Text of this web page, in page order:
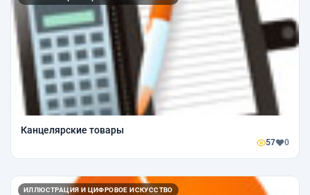
Канцелярские товары
57 0
ИЛЛЮСТРАЦИЯ И ЦИФРОВОЕ ИСКУССТВО